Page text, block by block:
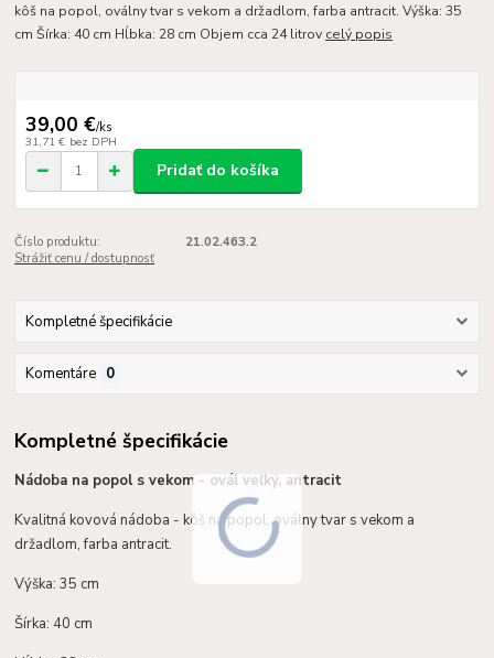
kôš na popol, oválny tvar s vekom a držadlom, farba antracit. Výška: 35
cm Šírka: 40 cm Hĺbka: 28 cm Objem cca 24 litrov celý popis
39,00 €/ks
31,71 € bez DPH
Pridať do košíka
Číslo produktu:
21.02.463.2
Strážiť cenu / dostupnosť
Kompletné špecifikácie
Komentáre 0
Kompletné špecifikácie
Nádoba na popol s vekom - ovál veľký, antracit
Kvalitná kovová nádoba - kôš na popol, oválny tvar s vekom a
držadlom, farba antracit.
Výška: 35 cm
Šírka: 40 cm